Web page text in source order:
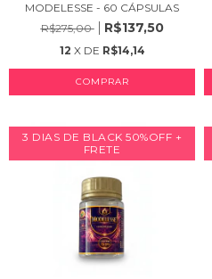
MODELESSE - 60 CÁPSULAS
R$275,00
R$137,50
12 X DE R$14,14
COMPRAR
3 DIAS DE BLACK 50%OFF +
FRETE